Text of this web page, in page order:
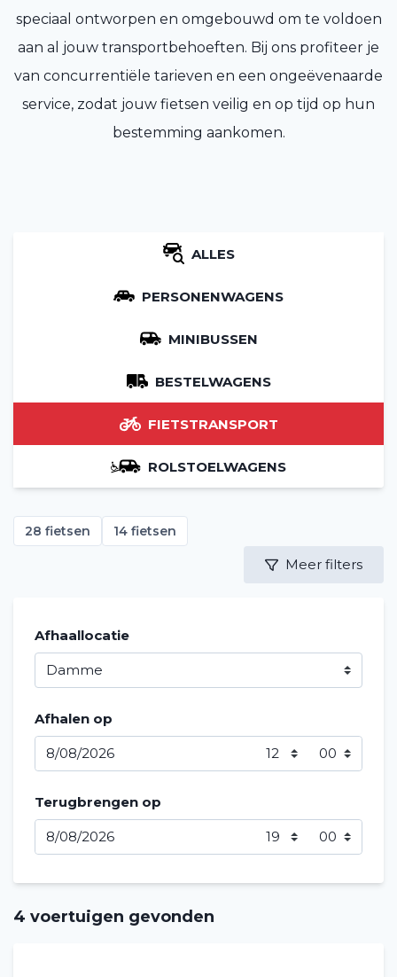
speciaal ontworpen en omgebouwd om te voldoen
aan al jouw transportbehoeften. Bij ons profiteer je
van concurrentiële tarieven en een ongeëvenaarde
service, zodat jouw fietsen veilig en op tijd op hun
bestemming aankomen.
ALLES
PERSONENWAGENS
MINIBUSSEN
BESTELWAGENS
FIETSTRANSPORT
ROLSTOELWAGENS
28 fietsen 14 fietsen
Meer filters
Afhaallocatie
Afhalen op
Terugbrengen op
4 voertuigen gevonden